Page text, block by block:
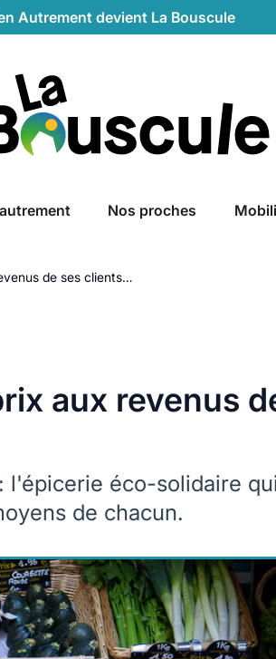
Autrement devient La Bouscule
Nos proches
de ses clients…
aux revenus
l'épicerie éco-solidaire
de chacun.